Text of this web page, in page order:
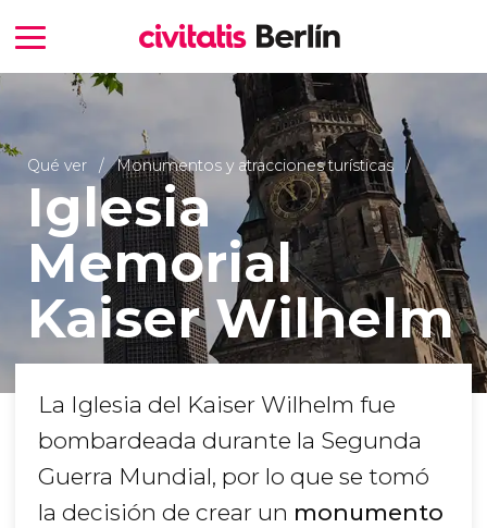
Qué ver Monumentos y atracciones turísticas
Iglesia
Memorial
Kaiser Wilhelm
La Iglesia del Kaiser Wilhelm fue
bombardeada durante la Segunda
Guerra Mundial, por lo que se tomó
la decisión de crear un monumento